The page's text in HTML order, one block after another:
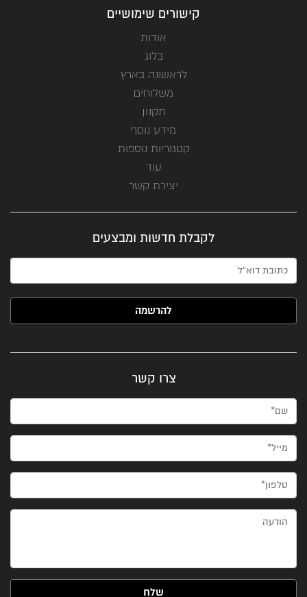
קישורים שימושיים
אודות
בלוג
לראשונה בארץ
משלוחים
תקנון
מידע נוסף
קטגוריות נוספות
עוד
יצירת קשר
לקבלת חדשות ומבצעים
האימייל שלך (חובה)
צרו קשר